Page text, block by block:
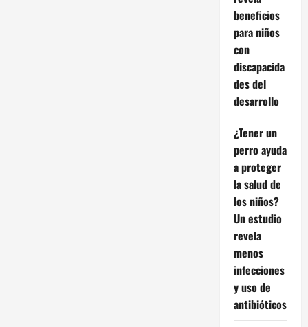
beneficios
para niños
con
discapacida
des del
desarrollo
¿Tener un
perro ayuda
a proteger
la salud de
los niños?
Un estudio
revela
menos
infecciones
y uso de
antibióticos